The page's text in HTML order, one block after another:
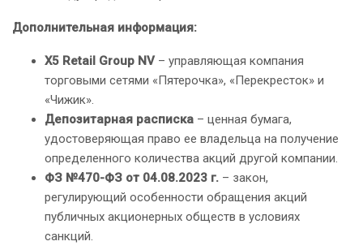
Дополнительная информация:
X5 Retail Group NV – управляющая компания
торговыми сетями «Пятерочка», «Перекресток» и
«Чижик».
Депозитарная расписка – ценная бумага,
удостоверяющая право ее владельца на получение
определенного количества акций другой компании.
ФЗ №470-ФЗ от 04.08.2023 г. – закон,
регулирующий особенности обращения акций
публичных акционерных обществ в условиях
санкций.